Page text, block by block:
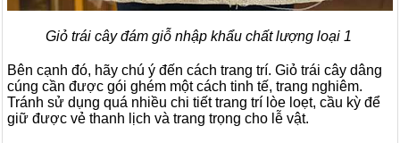
Giỏ trái cây đám giỗ nhập khẩu chất lượng loại 1
Bên cạnh đó, hãy chú ý đến cách trang trí. Giỏ trái cây dâng
cúng cần được gói ghém một cách tinh tế, trang nghiêm.
Tránh sử dụng quá nhiều chi tiết trang trí lòe loẹt, cầu kỳ để
giữ được vẻ thanh lịch và trang trọng cho lễ vật.